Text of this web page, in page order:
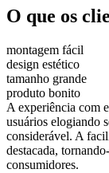
O que os
montagem fácil
design estético
tamanho grande
produto bonito
A experiência com
usuários elogiando
considerável. A
destacada,
consumidores.